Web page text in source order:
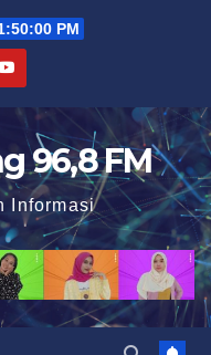
PM
96,8 FM
Informasi